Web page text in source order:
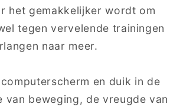
het gemakkelijker wordt om
tegen vervelende trainingen
naar meer.
en duik in de
van beweging, de vreugde van